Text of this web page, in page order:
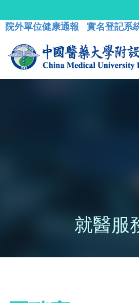
院外單位健康通報 實名登記系
就醫服